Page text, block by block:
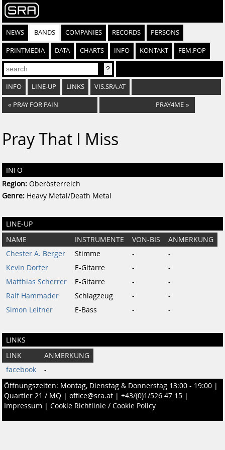
NEWS BANDS COMPANIES RECORDS PERSONS
PRINTMEDIA DATA CHARTS INFO KONTAKT FEM.POP
INFO LINE-UP LINKS VIS.SRA.AT
« PRAY FOR PAIN PRAY4ME »
Pray That I Miss
INFO
Region: Oberösterreich
Genre: Heavy Metal/Death Metal
LINE-UP
NAME INSTRUMENTE VON-BIS
ANMERKUNG
Chester A. Berger
Stimme -
-
Kevin Dorfer
E-Gitarre -
-
Matthias Scherrer
E-Gitarre -
-
Ralf Hammader
Schlagzeug -
-
Simon Leitner
E-Bass - -
LINKS
LINK
ANMERKUNG
facebook
-
Öffnungszeiten: Montag, Dienstag & Donnerstag 13:00 - 19:00 |
Quartier 21 / MQ | office@sra.at | +43/(0)1/526 47 15 |
Impressum | Cookie Richtlinie / Cookie Policy